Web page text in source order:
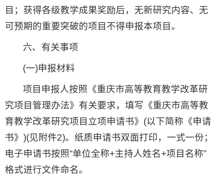
目；获得各级教学成果奖励后，无新研究内容、无
可预期的重要突破的项目不得申报本项目。
六、有关事项
(一)申报材料
项目申报人按照《重庆市高等教育教学改革研
究项目管理办法》有关要求，填写《重庆市高等教
育教学改革研究项目立项申请书》(以下简称《申请
书》)(见附件2)。纸质申请书双面打印，一式一份；
电子申请书按照“单位全称+主持人姓名+项目名称”
格式进行文件命名。